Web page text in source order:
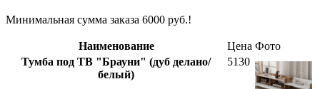
Минимальная сумма заказа 6000 руб.!
Наименование Цена Фото
Тумба под ТВ "Брауни" (дуб делано/
белый)
5130